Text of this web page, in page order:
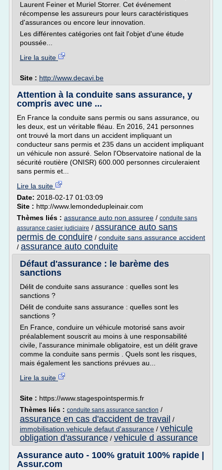
Laurent Feiner et Muriel Storrer. Cet événement
récompense les assureurs pour leurs caractéristiques
d'assurances ou encore leur innovation.
Les différentes catégories ont fait l'objet d'une étude
poussée...
Lire la suite
Site : http://www.decavi.be
Attention à la conduite sans assurance, y
compris avec une ...
En France la conduite sans permis ou sans assurance, ou
les deux, est un véritable fléau. En 2016, 241 personnes
ont trouvé la mort dans un accident impliquant un
conducteur sans permis et 235 dans un accident impliquant
un véhicule non assuré. Selon l'Observatoire national de la
sécurité routière (ONISR) 600.000 personnes circuleraient
sans permis et...
Lire la suite
Date: 2018-02-17 01:03:09
Site : http://www.lemondedupleinair.com
Thèmes liés : assurance auto non assuree / conduite sans
assurance casier judiciaire / assurance auto sans
permis de conduire / conduite sans assurance accident
/ assurance auto conduite
Défaut d'assurance : le barème des
sanctions
Délit de conduite sans assurance : quelles sont les
sanctions ?
Délit de conduite sans assurance : quelles sont les
sanctions ?
En France, conduire un véhicule motorisé sans avoir
préalablement souscrit au moins à une responsabilité
civile, l'assurance minimale obligatoire, est un délit grave
comme la conduite sans permis . Quels sont les risques,
mais également les sanctions prévues au...
Lire la suite
Site : https://www.stagespointspermis.fr
Thèmes liés : conduite sans assurance sanction /
assurance en cas d'accident de travail /
immobilisation vehicule defaut d'assurance / vehicule
obligation d'assurance / vehicule d assurance
Assurance auto - 100% gratuit 100% rapide |
Assur.com